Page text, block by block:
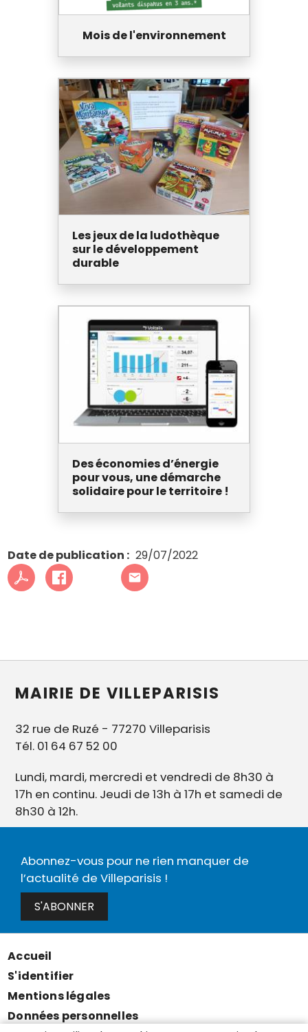
Mois de l'environnement
Les jeux de la ludothèque
sur le développement
durable
Des économies d’énergie
pour vous, une démarche
solidaire pour le territoire !
Date de publication 29/07/2022
MAIRIE DE VILLEPARISIS
32 rue de Ruzé - 77270 Villeparisis
Tél. 01 64 67 52 00
Lundi, mardi, mercredi et vendredi de 8h30 à
17h en continu. Jeudi de 13h à 17h et samedi de
8h30 à 12h.
Abonnez-vous pour ne rien manquer de
l’actualité de Villeparisis !
S'ABONNER
Menu
Pied
de
Accueil
S'identifier
Mentions légales
Données personnelles